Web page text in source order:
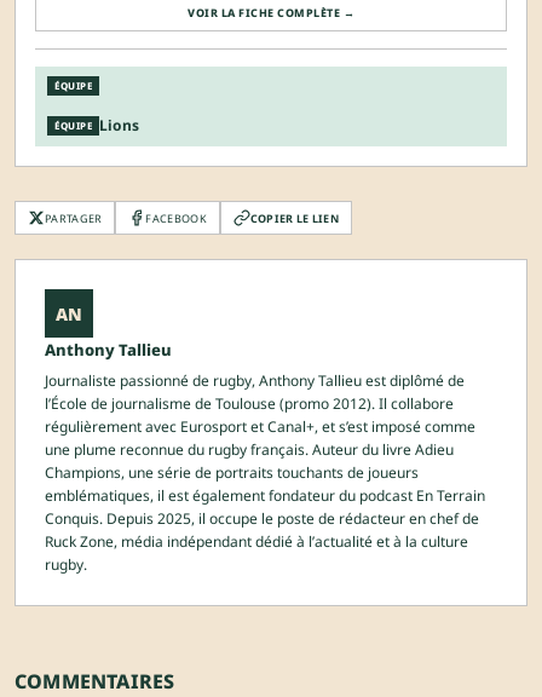
VOIR LA FICHE COMPLÈTE →
ÉQUIPE
ÉQUIPE Lions
PARTAGER FACEBOOK COPIER LE LIEN
AN
Anthony Tallieu
Journaliste passionné de rugby, Anthony Tallieu est diplômé de
l’École de journalisme de Toulouse (promo 2012). Il collabore
régulièrement avec Eurosport et Canal+, et s’est imposé comme
une plume reconnue du rugby français. Auteur du livre Adieu
Champions, une série de portraits touchants de joueurs
emblématiques, il est également fondateur du podcast En Terrain
Conquis. Depuis 2025, il occupe le poste de rédacteur en chef de
Ruck Zone, média indépendant dédié à l’actualité et à la culture
rugby.
COMMENTAIRES